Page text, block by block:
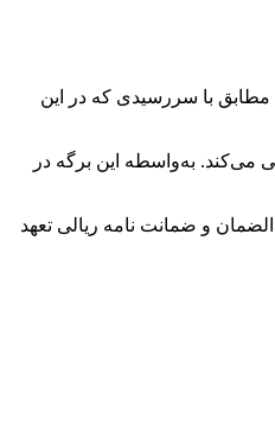
مطابق با سررسیدی که در این
می‌کند. به‌واسطه این برگه در
و ضمانت نامه ریالی تعهد